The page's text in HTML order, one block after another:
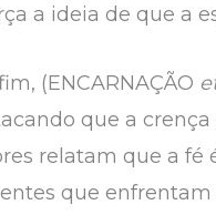
a ideia de que a
(ENCARNAÇÃO
que a
relatam que a fé
que enfrentam